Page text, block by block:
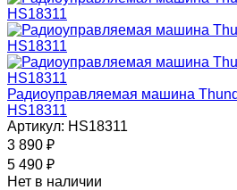
Радиоуправляемая машина
HS18311
Артикул: HS18311
3 890 ₽
5 490 ₽
Нет в наличии